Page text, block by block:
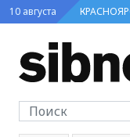
10 августа